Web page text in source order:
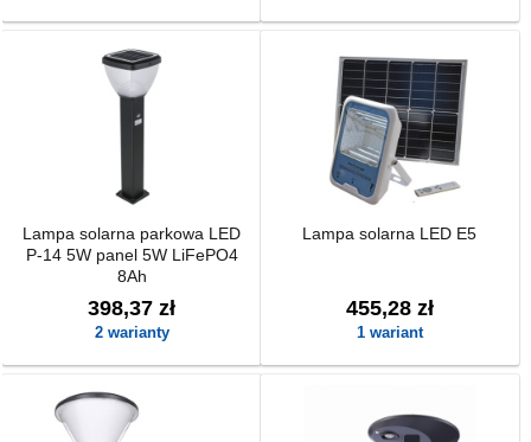
Lampa solarna parkowa LED
P-14 5W panel 5W LiFePO4
8Ah
398,37 zł
2 warianty
Lampa solarna LED E5
455,28 zł
1 wariant